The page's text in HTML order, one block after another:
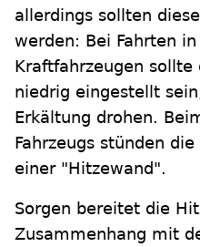
allerdings sollten
werden: Bei Fahrten
Kraftfahrzeugen
niedrig eingestellt
Erkältung drohen.
Fahrzeugs stünden
einer "Hitzewand".
Sorgen bereitet die
Zusammenhang mit